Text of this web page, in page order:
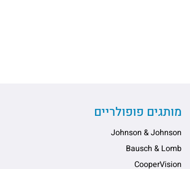
מותגים פופולריים
Johnson & Johnson
Bausch & Lomb
CooperVision